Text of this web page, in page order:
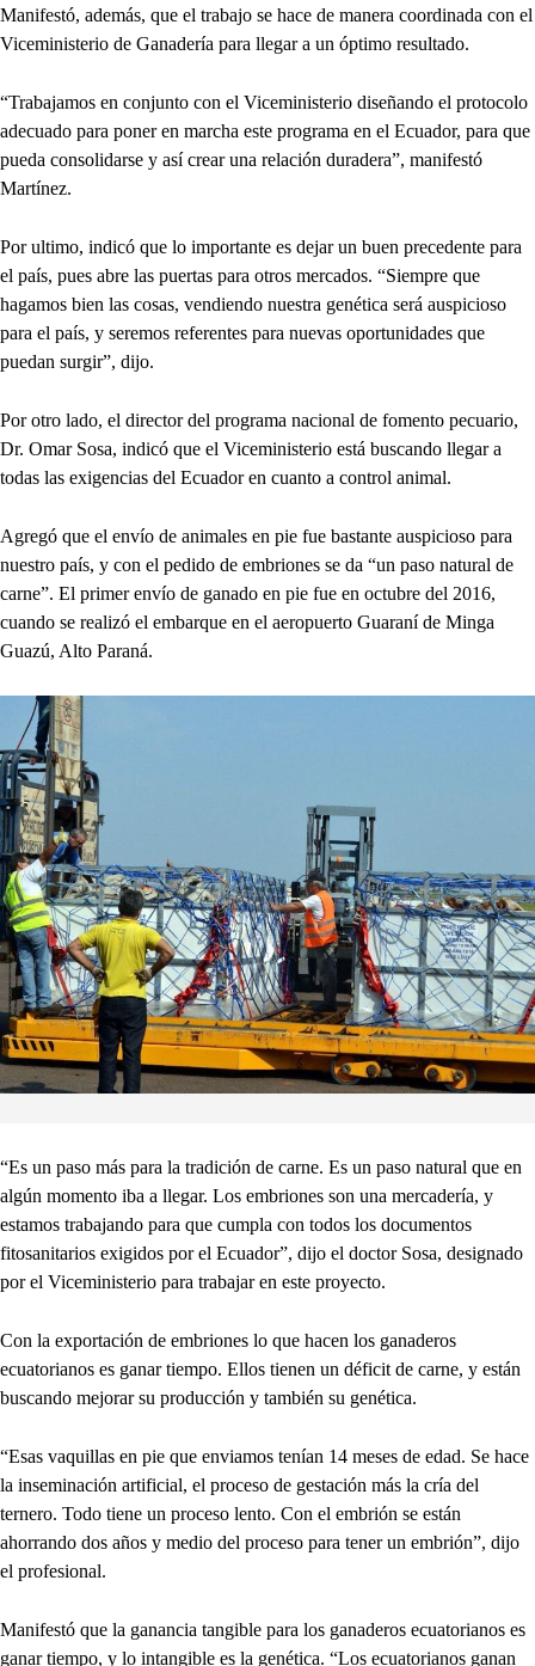
Manifestó, además, que el trabajo se hace de manera coordinada con el
Viceministerio de Ganadería para llegar a un óptimo resultado.
“Trabajamos en conjunto con el Viceministerio diseñando el protocolo
adecuado para poner en marcha este programa en el Ecuador, para que
pueda consolidarse y así crear una relación duradera”, manifestó
Martínez.
Por ultimo, indicó que lo importante es dejar un buen precedente para
el país, pues abre las puertas para otros mercados. “Siempre que
hagamos bien las cosas, vendiendo nuestra genética será auspicioso
para el país, y seremos referentes para nuevas oportunidades que
puedan surgir”, dijo.
Por otro lado, el director del programa nacional de fomento pecuario,
Dr. Omar Sosa, indicó que el Viceministerio está buscando llegar a
todas las exigencias del Ecuador en cuanto a control animal.
Agregó que el envío de animales en pie fue bastante auspicioso para
nuestro país, y con el pedido de embriones se da “un paso natural de
carne”. El primer envío de ganado en pie fue en octubre del 2016,
cuando se realizó el embarque en el aeropuerto Guaraní de Minga
Guazú, Alto Paraná.
“Es un paso más para la tradición de carne. Es un paso natural que en
algún momento iba a llegar. Los embriones son una mercadería, y
estamos trabajando para que cumpla con todos los documentos
fitosanitarios exigidos por el Ecuador”, dijo el doctor Sosa, designado
por el Viceministerio para trabajar en este proyecto.
Con la exportación de embriones lo que hacen los ganaderos
ecuatorianos es ganar tiempo. Ellos tienen un déficit de carne, y están
buscando mejorar su producción y también su genética.
“Esas vaquillas en pie que enviamos tenían 14 meses de edad. Se hace
la inseminación artificial, el proceso de gestación más la cría del
ternero. Todo tiene un proceso lento. Con el embrión se están
ahorrando dos años y medio del proceso para tener un embrión”, dijo
el profesional.
Manifestó que la ganancia tangible para los ganaderos ecuatorianos es
ganar tiempo, y lo intangible es la genética. “Los ecuatorianos ganan